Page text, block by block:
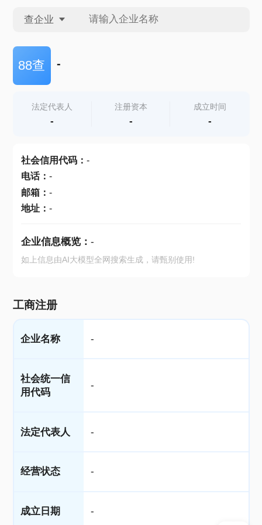
查企业
查企业
查产地
88查 -
法定代表人
-
注册资本
-
成立时间
-
社会信用代码： -
电话： -
邮箱： -
地址： -
企业信息概览： -
如上信息由AI大模型全网搜索生成，请甄别使用!
工商注册
企业名称 -
社会统一信
用代码
-
法定代表人 -
经营状态 -
成立日期 -